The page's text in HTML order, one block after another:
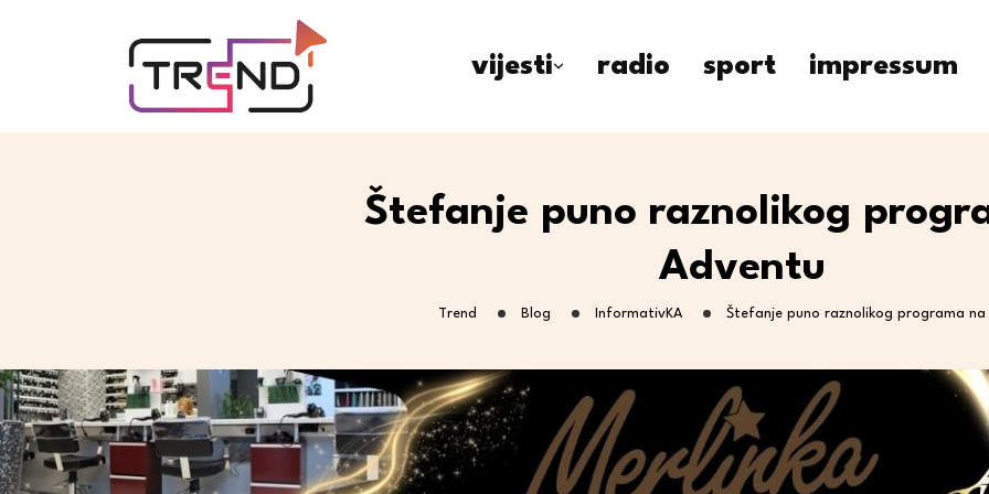
vijesti radio sport impressum
Štefanje puno raznolikog
Adventu
Trend Blog InformativKA Štefanje puno raznolikog programa na